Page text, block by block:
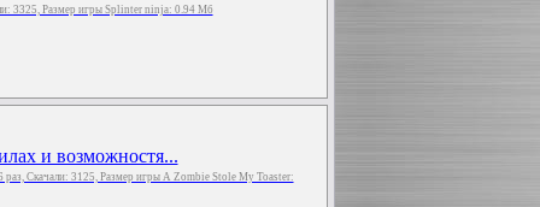
3325, Размер игры Splinter ninja: 0.94 Мб
и возможностя...
Скачали: 3125, Размер игры A Zombie Stole My Toaster: